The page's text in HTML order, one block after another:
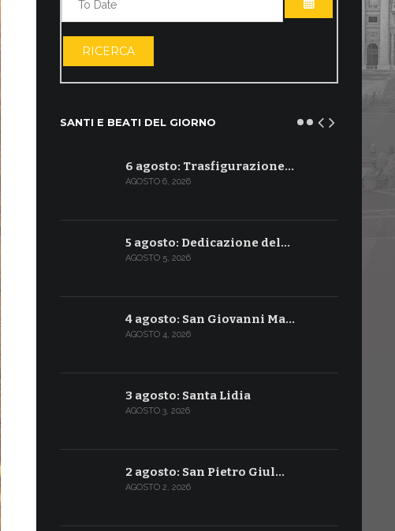
APRI IL
RICERCA
SANTI E BEATI DEL GIORNO
6 agosto: Trasfigurazione…
AGOSTO 6, 2026
5 agosto: Dedicazione del…
AGOSTO 5, 2026
4 agosto: San Giovanni Ma…
AGOSTO 4, 2026
3 agosto: Santa Lidia
AGOSTO 3, 2026
2 agosto: San Pietro Giul…
AGOSTO 2, 2026